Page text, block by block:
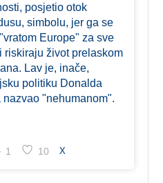
posjetio otok
simbolu, jer ga se
Europe" za sve
riskiraju život prelaskom
Lav je, inače,
politiku Donalda
nazvao "nehumanom".
1 10 X